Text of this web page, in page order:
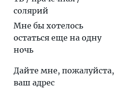
солярий
Мне бы хотелось
остаться еще на одну
ночь
Дайте мне, пожалуйста,
ваш адрес